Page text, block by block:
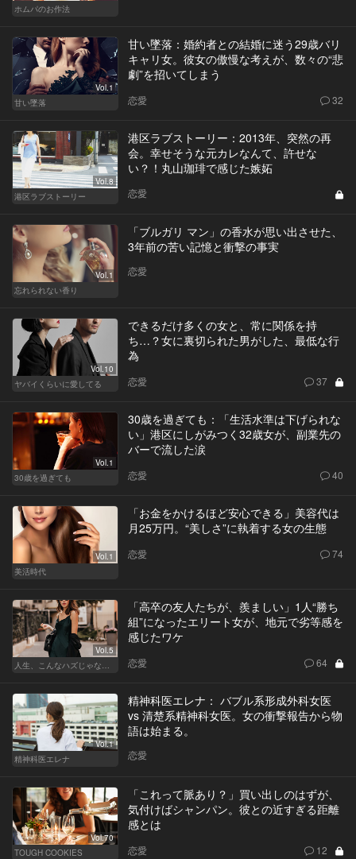
ホムパのお作法
Vol.1
甘い墜落
甘い墜落：婚約者との結婚に迷う29歳バリ
キャリ女。彼女の傲慢な考えが、数々の“悲
劇”を招いてしまう
恋愛 32
Vol.8
港区ラブストーリー
港区ラブストーリー：2013年、突然の再
会。幸せそうな元カレなんて、許せな
い？！丸山珈琲で感じた嫉妬
恋愛
Vol.1
忘れられない香り
「ブルガリ マン」の香水が思い出させた、
3年前の苦い記憶と衝撃の事実
恋愛
Vol.10
ヤバイくらいに愛してる
できるだけ多くの女と、常に関係を持
ち…？女に裏切られた男がした、最低な行
為
恋愛 37
Vol.1
30歳を過ぎても
30歳を過ぎても：「生活水準は下げられな
い」港区にしがみつく32歳女が、副業先の
バーで流した涙
恋愛 40
Vol.1
美活時代
「お金をかけるほど安心できる」美容代は
月25万円。“美しさ”に執着する女の生態
恋愛 74
Vol.5
「高卒の友人たちが、羨ましい」1人“勝ち
組”になったエリート女が、地元で劣等感を
感じたワケ
恋愛 64
Vol.1
精神科医エレナ
精神科医エレナ： バブル系形成外科女医
vs 清楚系精神科女医。女の衝撃報告から物
語は始まる。
恋愛
Vol.70
TOUGH COOKIES
「これって脈あり？」買い出しのはずが、
気付けばシャンパン。彼との近すぎる距離
感とは
恋愛 12